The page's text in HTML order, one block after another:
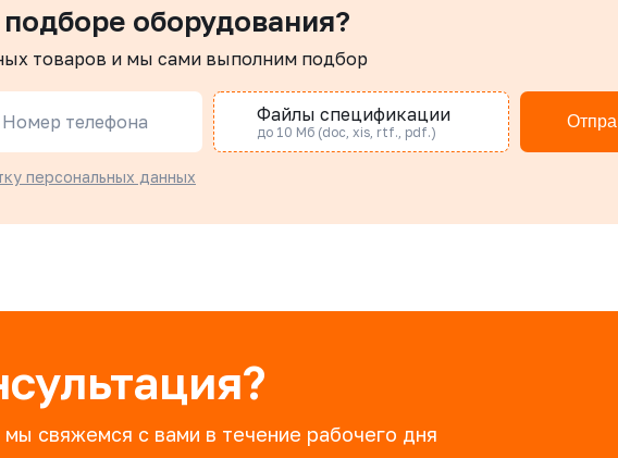
оборудования?
товаров и мы сами выполним подбор
Номер телефона Файлы спецификации
до 10 Мб (doc, xis, rtf., pdf.)
персональных данных
свяжемся с вами в течение рабочего дня